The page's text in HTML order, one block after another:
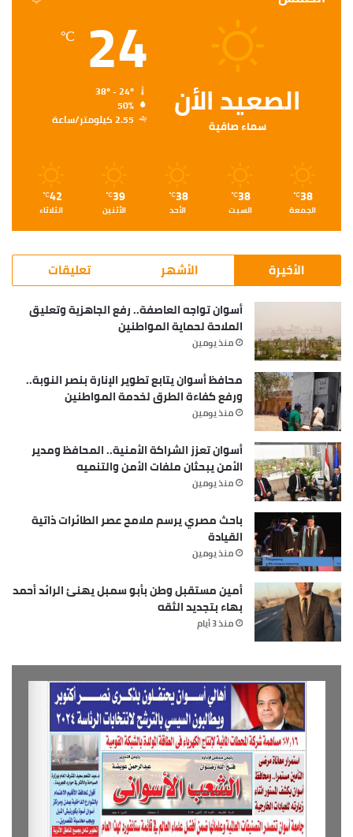
الصعيد الأن
سماء صافية
24
℃
50%
2.55 كيلومتر/ساعة
38
℃
الجمعة
38
℃
السبت
38
℃
الأحد
39
℃
الأثنين
42
℃
الثلاثاء
الأخيرة الأشهر تعليقات
أسوان تواجه العاصفة.. رفع الجاهزية وتعليق
الملاحة لحماية المواطنين
منذ يومين
محافظ أسوان يتابع تطوير الإنارة بنصر النوبة..
ورفع كفاءة الطرق لخدمة المواطنين
منذ يومين
أسوان تعزز الشراكة الأمنية.. المحافظ ومدير
الأمن يبحثان ملفات الأمن والتنميه
منذ يومين
باحث مصري يرسم ملامح عصر الطائرات ذاتية
القيادة
منذ يومين
أمين مستقبل وطن بأبو سمبل يهنئ الرائد أحمد
بهاء بتجديد الثقه
منذ 3 أيام